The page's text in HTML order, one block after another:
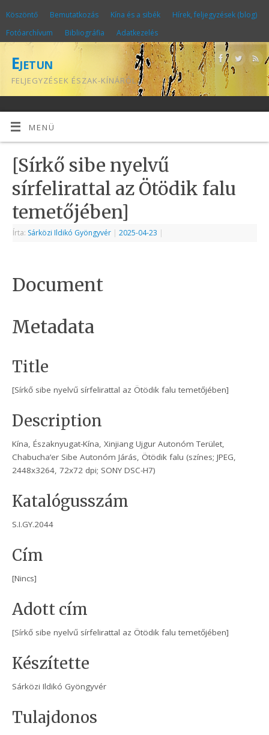
Köszöntő Bemutatkozás Kína és a sibék
Hírek, feljegyzések (blog)
Fotóarchívum
Bibliográfia Adatkezelés
Ejetun
FELJEGYZÉSEK ÉSZAK-KÍNÁRÓL
MENÜ
[Sírkő sibe nyelvű
sírfelirattal az Ötödik falu
temetőjében]
Írta: Sárközi Ildikó Gyöngyvér | 2025-04-23 |
Document
Metadata
Title
[Sírkő sibe nyelvű sírfelirattal az Ötödik falu temetőjében]
Description
Kína, Északnyugat-Kína, Xinjiang Ujgur Autonóm Terület,
Chabucha’er Sibe Autonóm Járás, Ötödik falu (színes; JPEG,
2448x3264, 72x72 dpi; SONY DSC-H7)
Katalógusszám
S.I.GY.2044
Cím
[Nincs]
Adott cím
[Sírkő sibe nyelvű sírfelirattal az Ötödik falu temetőjében]
Készítette
Sárközi Ildikó Gyöngyvér
Tulajdonos